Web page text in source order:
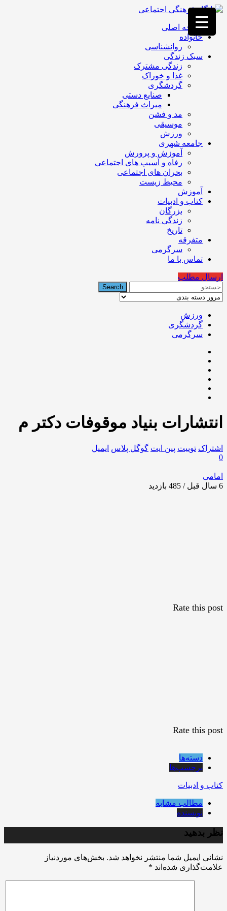
فصد
خون
غرب
تهران
خشکشویی
تصفیه
تهران
صفحه اصلی
خانواده
روانشناسی
سبک زندگی
زندگی مشترک
غذا و خوراک
گردشگری
صنایع دستی
میراث فرهنگی
مد و فشن
موسیقی
ورزش
جامعه شهری
آموزش و پرورش
رفاه و آسیب های اجتماعی
بحران های اجتماعی
محیط زیست
آموزش
کتاب و ادبیات
بزرگان
زندگی نامه
تاریخ
متفرقه
سرگرمی
تماس با ما
ارسال مطلب
ورزش
گردشگری
سرگرمی
انتشارات بنیاد موقوفات دکتر م
اشتراک توییت پین ایت گوگل‌ پلاس ایمیل
0
امامی
6 سال قبل / 485
بازدید
Rate this post
Rate this post
دسته‌ها
برچسب‌ها
کتاب و ادبیات
مطالب مشابه
نویسنده
نظر بدهید
نشانی ایمیل شما منتشر نخواهد شد. بخش‌های موردنیاز
علامت‌گذاری شده‌اند *